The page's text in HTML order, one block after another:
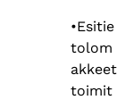
•Esitie
tolom
akkeet
toimit